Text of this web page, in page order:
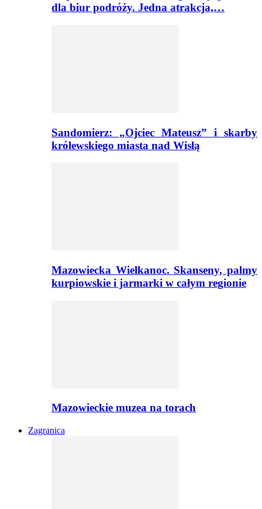
dla biur podróży. Jedna atrakcja,…
Sandomierz: „Ojciec Mateusz” i skarby
królewskiego miasta nad Wisłą
Mazowiecka Wielkanoc. Skanseny, palmy
kurpiowskie i jarmarki w całym regionie
Mazowieckie muzea na torach
Zagranica